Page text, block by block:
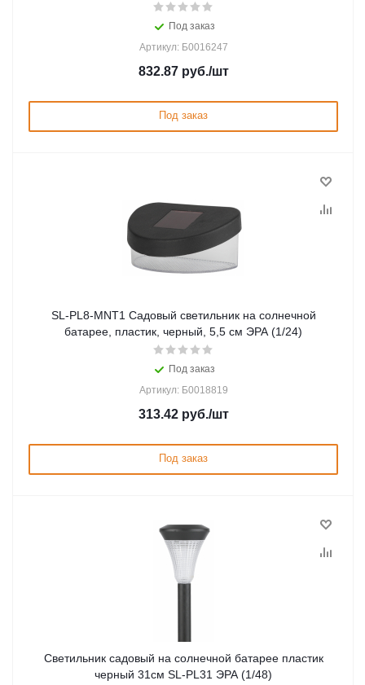
Под заказ
Артикул: Б0016247
832.87руб./шт
Под заказ
SL-PL8-MNT1 Садовый светильник на солнечной
батарее, пластик, черный, 5,5 см ЭРА (1/24)
Под заказ
Артикул: Б0018819
313.42руб./шт
Под заказ
Светильник садовый на солнечной батарее пластик
черный 31см SL-PL31 ЭРА (1/48)